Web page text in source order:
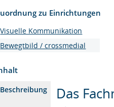
zu Einrichtungen
Visuelle Kommunikation
Bewegtbild / crossmedial
Beschreibung
Das